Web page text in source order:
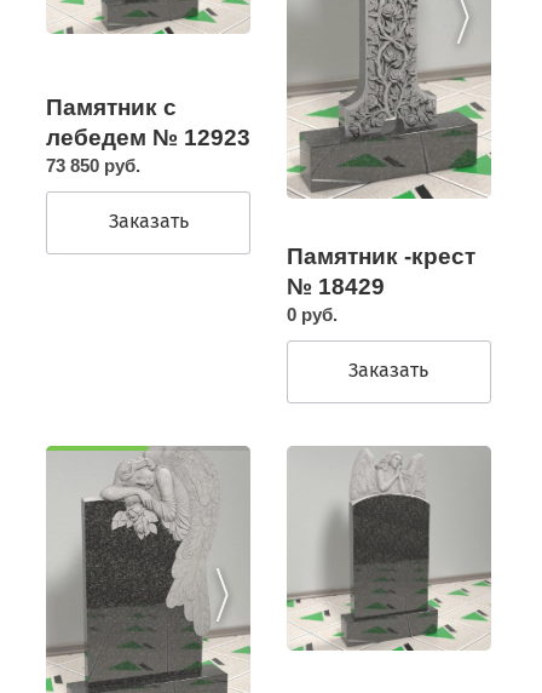
Памятник с
лебедем № 12923
73 850 руб.
Заказать
Памятник -крест
№ 18429
0 руб.
Заказать